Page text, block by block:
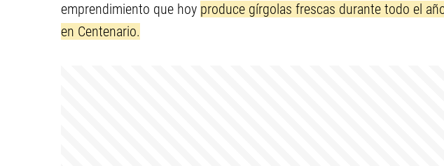
emprendimiento que hoy produce gírgolas frescas durante todo el
en Centenario.